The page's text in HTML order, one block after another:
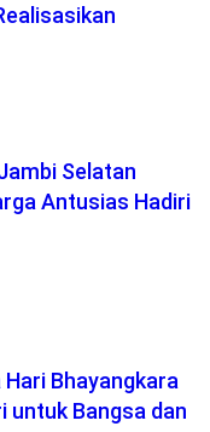
Selatan
Antusias Hadiri
Bhayangkara
untuk Bangsa dan